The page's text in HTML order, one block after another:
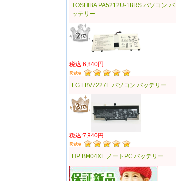
TOSHIBA PA5212U-1BRS パソコン バ
ッテリー
税込:6,840円
LG LBV7227E パソコン バッテリー
税込:7,840円
HP BM04XL ノートPC バッテリー